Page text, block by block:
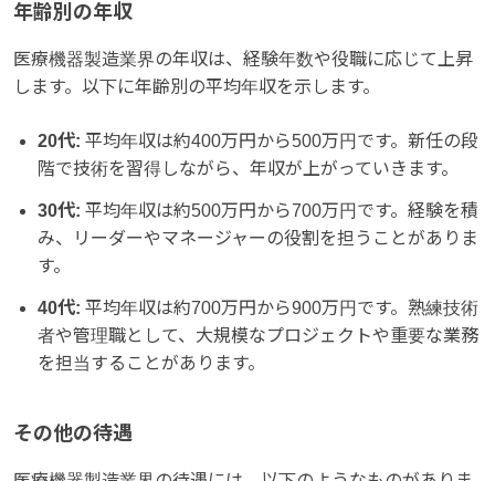
年齢別の年収
医療機器製造業界の年収は、経験年数や役職に応じて上昇
します。以下に年齢別の平均年収を示します。
20代: 平均年収は約400万円から500万円です。新任の段
階で技術を習得しながら、年収が上がっていきます。
30代: 平均年収は約500万円から700万円です。経験を積
み、リーダーやマネージャーの役割を担うことがありま
す。
40代: 平均年収は約700万円から900万円です。熟練技術
者や管理職として、大規模なプロジェクトや重要な業務
を担当することがあります。
その他の待遇